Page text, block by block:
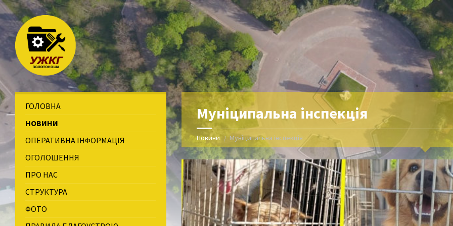
Муніципальна інспекція
Новини Муніципальна інспекція
ГОЛОВНА
НОВИНИ
ОПЕРАТИВНА ІНФОРМАЦІЯ
ОГОЛОШЕННЯ
ПРО НАС
СТРУКТУРА
ФОТО